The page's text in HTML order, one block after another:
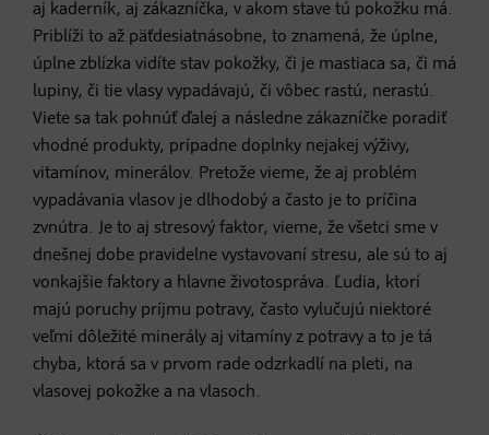
aj kaderník, aj zákazníčka, v akom stave tú pokožku má.
Priblíži to až päťdesiatnásobne, to znamená, že úplne,
úplne zblízka vidíte stav pokožky, či je mastiaca sa, či má
lupiny, či tie vlasy vypadávajú, či vôbec rastú, nerastú.
Viete sa tak pohnúť ďalej a následne zákazníčke poradiť
vhodné produkty, prípadne doplnky nejakej výživy,
vitamínov, minerálov. Pretože vieme, že aj problém
vypadávania vlasov je dlhodobý a často je to príčina
zvnútra. Je to aj stresový faktor, vieme, že všetci sme v
dnešnej dobe pravidelne vystavovaní stresu, ale sú to aj
vonkajšie faktory a hlavne životospráva. Ľudia, ktorí
majú poruchy príjmu potravy, často vylučujú niektoré
veľmi dôležité minerály aj vitamíny z potravy a to je tá
chyba, ktorá sa v prvom rade odzrkadlí na pleti, na
vlasovej pokožke a na vlasoch.